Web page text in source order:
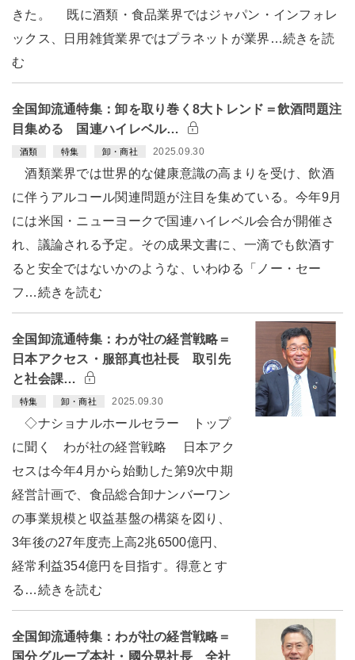
きた。 既に酒類・食品業界ではジャパン・インフォレ
ックス、日用雑貨業界ではプラネットが業界…続きを読
む
全国卸流通特集：卸を取り巻く8大トレンド＝飲酒問題注
目集める 国連ハイレベル…
酒類 特集 卸・商社 2025.09.30
酒類業界では世界的な健康意識の高まりを受け、飲酒
に伴うアルコール関連問題が注目を集めている。今年9月
には米国・ニューヨークで国連ハイレベル会合が開催さ
れ、議論される予定。その成果文書に、一滴でも飲酒す
ると安全ではないかのような、いわゆる「ノー・セー
フ…続きを読む
全国卸流通特集：わが社の経営戦略＝
日本アクセス・服部真也社長 取引先
と社会課…
特集 卸・商社 2025.09.30
◇ナショナルホールセラー トップ
に聞く わが社の経営戦略 日本アク
セスは今年4月から始動した第9次中期
経営計画で、食品総合卸ナンバーワン
の事業規模と収益基盤の構築を図り、
3年後の27年度売上高2兆6500億円、
経常利益354億円を目指す。得意とす
る…続きを読む
全国卸流通特集：わが社の経営戦略＝
国分グループ本社・國分晃社長 全社